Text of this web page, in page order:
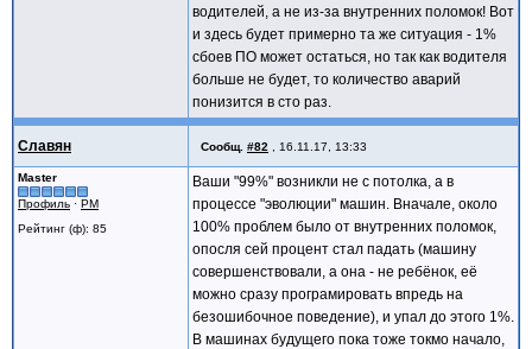
водителей, а не из-за внутренних поломок! Вот
и здесь будет примерно та же ситуация - 1%
сбоев ПО может остаться, но так как водителя
больше не будет, то количество аварий
понизится в сто раз.
Славян Сообщ. #82 16.11.17, 13:33
Master
Профиль · PM
Рейтинг (ф): 85
Ваши "99%" возникли не с потолка, а в
процессе "эволюции" машин. Вначале, около
100% проблем было от внутренних поломок,
опосля сей процент стал падать (машину
совершенствовали, а она - не ребёнок, её
можно сразу програмировать впредь на
безошибочное поведение), и упал до этого 1%.
В машинах будущего пока тоже токмо начало,